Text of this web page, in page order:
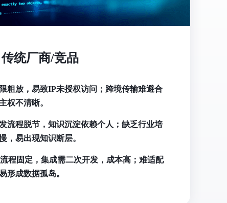
传统厂商/竞品
粗放，易致IP未授权访问；跨境传输难避合
权不清晰。
流程脱节，知识沉淀依赖个人；缺乏行业培
，易出现知识断层。
程固定，集成需二次开发，成本高；难适配
形成数据孤岛。